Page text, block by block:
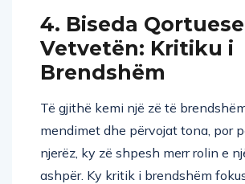
4. Biseda
Vetvetën: Kritiku i
Brendshëm
Të gjithë kemi një zë të
mendimet dhe përvojat tona, por
njerëz, ky zë shpesh merr rolin e
ashpër. Ky kritik i brendshëm